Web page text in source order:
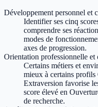
Développement personnel et
Identifier ses cinq
comprendre ses
modes de
axes de progression.
Orientation professionnelle et
Certains métiers et
mieux à certains
Extraversion favorise
score élevé en
de recherche.